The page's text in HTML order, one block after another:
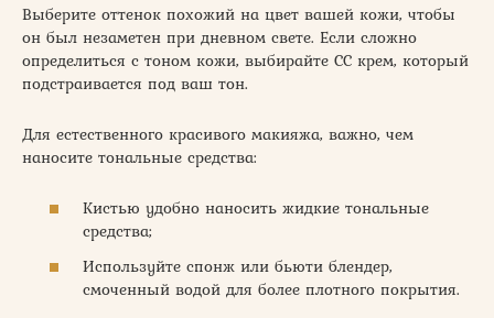
Выберите оттенок похожий на цвет вашей кожи, чтобы
он был незаметен при дневном свете. Если сложно
определиться с тоном кожи, выбирайте СС крем, который
подстраивается под ваш тон.
Для естественного красивого макияжа, важно, чем
наносите тональные средства:
Кистью удобно наносить жидкие тональные
средства;
Используйте спонж или бьюти блендер,
смоченный водой для более плотного покрытия.